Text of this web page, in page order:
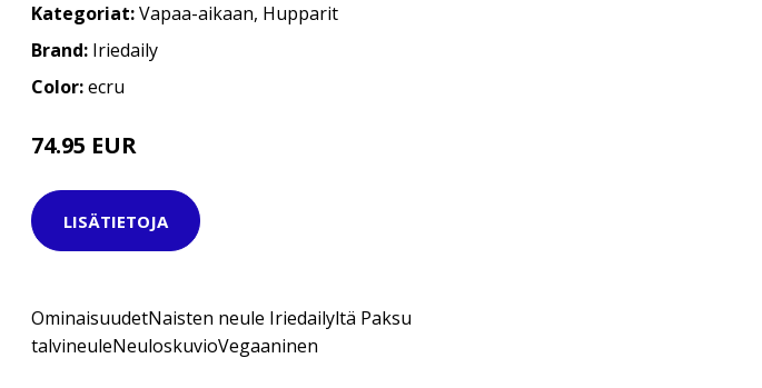
Kategoriat:Vapaa-aikaan, Hupparit
Brand: Iriedaily
Color:ecru
74.95 EUR
LISÄTIETOJA
OminaisuudetNaisten neule Iriedailyltä Paksu
talvineuleNeuloskuvioVegaaninen